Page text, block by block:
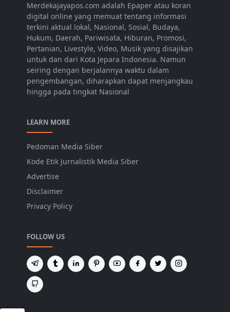
Merdekajayapos.com adalah Epaper atau koran
digital online yang memuat tentang informasi
terkini aktual lokal, Nasional, Sosial, Budaya,
Hukum, Daerah, Pariwisata, Hiburan, Promosi,
Pertanian, Livestyle, Video, Musik yang disajikan
untuk dan dari Kota Jepara Indonesia. Namun
seiring dengan berjalannya waktu dalam
pengembangan, diharapkan dapat menjangkau
hingga pada tingkat Nasional
LEARN MORE
Pedoman Media Siber
Kode Etik Jurnalistik Media Siber
Advertise
Disclaimer
Privacy Policy
FOLLOW US